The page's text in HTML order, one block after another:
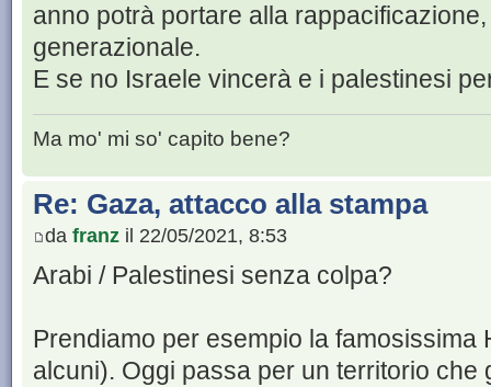
anno potrà portare alla
generazionale.
E se no Israele vincerà e i palestinesi
Ma mo' mi so' capito bene?
Re: Gaza, attacco alla stampa
da franz il 22/05/2021, 8:53
Arabi / Palestinesi senza colpa?
Prendiamo per esempio la famosissima
alcuni). Oggi passa per un territorio che